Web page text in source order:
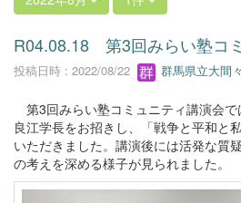
R04.08.18 第3回みらい塾コ
投稿日時 : 2022/08/22 群馬県立大間
第3回みらい塾コミュニティ講演会
良江学長をお招きし、「戦争と平和と
いただきました。講演後には活発な質
の考えを深める様子が見られました。